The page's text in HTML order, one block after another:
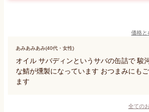
価格と
あみあみあみ(40代・女性)
オイル サバディンというサバの缶詰で 駿
な鯖が燻製になっています おつまみにも
ます
全ての